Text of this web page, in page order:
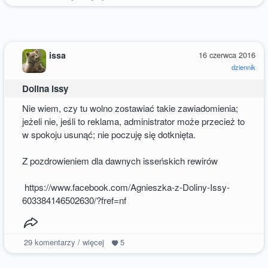
16 czerwca 2016
dziennik
issa
Dolina issy
Nie wiem, czy tu wolno zostawiać takie zawiadomienia;
jeżeli nie, jeśli to reklama, administrator może przecież to
w spokoju usunąć; nie poczuję się dotknięta.
Z pozdrowieniem dla dawnych isseńskich rewirów
https://www.facebook.com/Agnieszka-z-Doliny-Issy-
603384146502630/?fref=nf
29komentarzy / więcej 5